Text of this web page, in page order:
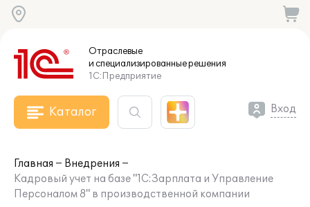
Отраслевые
и специализированныерешения
1С:Предприятие
Каталог Вход
Главная
Внедрения
Кадровый учет на базе "1С:Зарплата и Управление
Персоналом 8" в производственной компании